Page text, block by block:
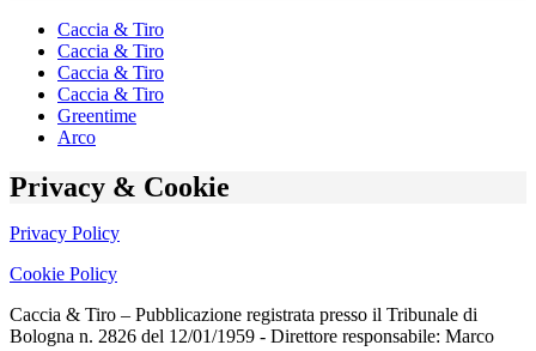
Caccia & Tiro
Caccia & Tiro
Caccia & Tiro
Caccia & Tiro
Greentime
Arco
Privacy & Cookie
Privacy Policy
Cookie Policy
Caccia & Tiro – Pubblicazione registrata presso il Tribunale di
Bologna n. 2826 del 12/01/1959 - Direttore responsabile: Marco